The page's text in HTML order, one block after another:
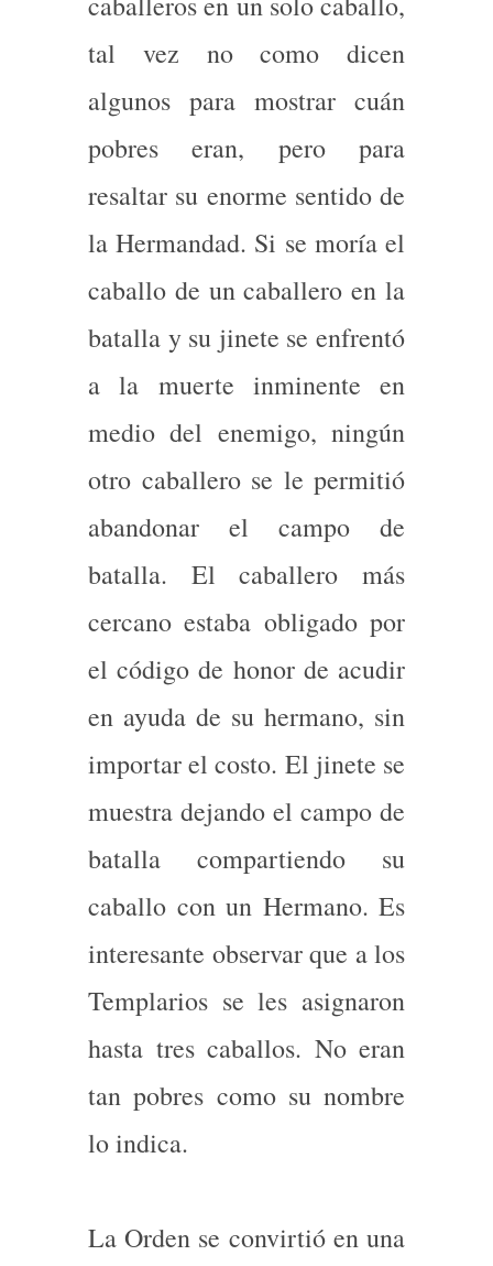
tal vez no como dicen
algunos para mostrar cuán
pobres eran, pero para
resaltar su enorme sentido de
la Hermandad. Si se moría el
caballo de un caballero en la
batalla y su jinete se enfrentó
a la muerte inminente en
medio del enemigo, ningún
otro caballero se le permitió
abandonar el campo de
batalla. El caballero más
cercano estaba obligado por
el código de honor de acudir
en ayuda de su hermano, sin
importar el costo. El jinete se
muestra dejando el campo de
batalla compartiendo su
caballo con un Hermano. Es
interesante observar que a los
Templarios se les asignaron
hasta tres caballos. No eran
tan pobres como su nombre
lo indica.
La Orden se convirtió en una